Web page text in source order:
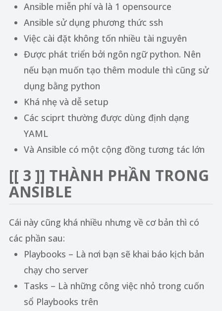
Ansible miễn phí và là 1 opensource
Ansible sử dụng phương thức ssh
Việc cài đặt không tốn nhiều tài nguyên
Được phát triển bởi ngôn ngữ python. Nên
nếu bạn muốn tạo thêm module thì cũng sử
dụng bằng python
Khá nhẹ và dễ setup
Các sciprt thường được dùng định dạng
YAML
Và Ansible có một cộng đồng tương tác lớn
[[ 3 ]] THÀNH PHẦN TRONG
ANSIBLE
Cái này cũng khá nhiều nhưng về cơ bản thì có
các phần sau:
Playbooks – Là nơi bạn sẽ khai báo kịch bản
chạy cho server
Tasks – Là những công việc nhỏ trong cuốn
sổ Playbooks trên